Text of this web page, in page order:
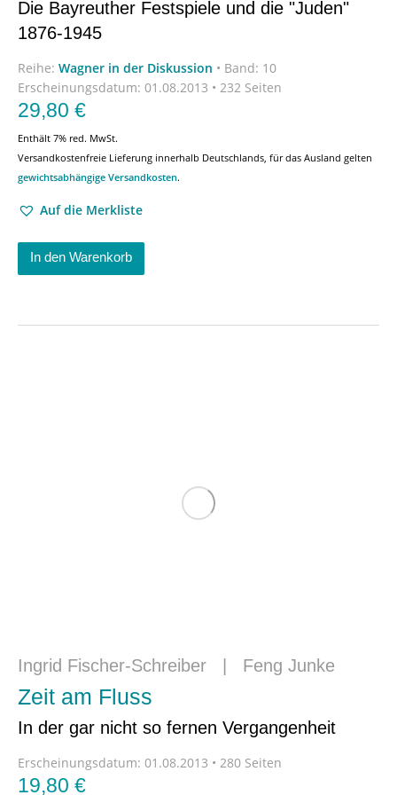
Die Bayreuther Festspiele und die "Juden"
1876-1945
Reihe: Wagner in der Diskussion • Band: 10
Erscheinungsdatum: 01.08.2013 • 232 Seiten
29,80 €
Enthält 7% red. MwSt.
Versandkostenfreie Lieferung innerhalb Deutschlands, für das Ausland gelten
gewichtsabhängige Versandkosten.
Auf die Merkliste
In den Warenkorb
Ingrid Fischer-Schreiber Feng Junke
Zeit am Fluss
In der gar nicht so fernen Vergangenheit
Erscheinungsdatum: 01.08.2013 • 280 Seiten
19,80 €